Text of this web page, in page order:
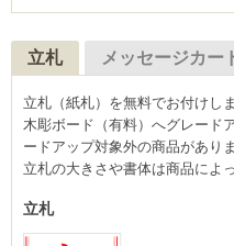
立札 メッセージカー
立札（紙札）を無料でお付けしま
木彫ボード（有料）へグレード
ードアップ対象外の商品がありま
立札の大きさや書体は商品によ
立札